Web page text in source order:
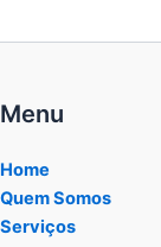
Menu
Home
Quem Somos
Serviços